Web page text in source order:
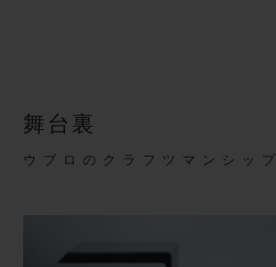
舞台裏
ウブロのクラフツマンシップ